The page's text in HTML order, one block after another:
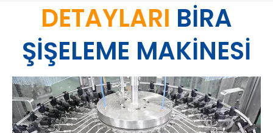
DETAYLARI BİRA
ŞİŞELEME MAKİNESİ